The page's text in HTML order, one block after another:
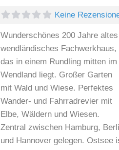
Keine
Wunderschönes 200 Jahre altes
wendländisches Fachwerkhaus,
das in einem Rundling mitten im
Wendland liegt. Großer Garten
mit Wald und Wiese. Perfektes
Wander- und Fahrradrevier mit
Elbe, Wäldern und Wiesen.
Zentral zwischen Hamburg,
und Hannover gelegen. Ostsee